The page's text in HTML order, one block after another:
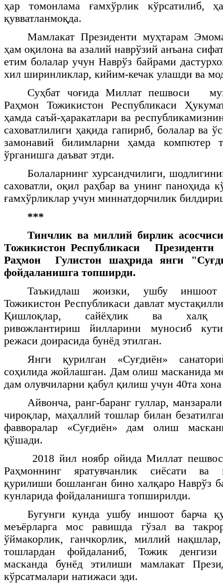
ҳар томонлама ғамхўрлик кўрсатилиб,
қувватланмоқда.
Мамлакат Президенти муҳтарам
ҳам оқилона ва азалий наврўзий анъана
етим болалар учун Наврўз байрами
хил ширинликлар, кийим-кечак улашди ва
Суҳбат чоғида Миллат пешвоси
Раҳмон Тожикистон Республикаси
ҳамда саъй-ҳаракатлари ва
саховатлилиги ҳақида гапириб, болалар ва
замонавий билимларни ҳамда компютер
ўрганишга даъват этди.
Болаларнинг хурсандчилиги,
саховатли, оқил раҳбар ва унинг паноҳида
ғамхўрликлар учун миннатдорчилик
***
Тинчлик ва миллий бирлик
Тожикистон Республикаси
Раҳмон
Гулистон шаҳрида янги
фойдаланишга топширди.
Таъкидлаш жоизки, ушбу иншоот
Тожикистон Республикаси давлат
Қишлоқлар, сайёҳлик ва халқ
ривожлантириш
йилларини муносиб
режаси доирасида бунёд этилган.
Янги қурилган «Суғдиён»
соҳилида жойлашган. Дам олиш масканида
дам олувчиларни қабул қилиш учун 40та
Айвонча, ранг-баранг гуллар,
чироқлар, маҳаллий тошлар билан
фавворалар «Суғдиён» дам олиш
қўшади.
2018 йил ноябр ойида Миллат
Раҳмоннинг яратувчанлик сиёсати ва
қурилиши бошланган бино халқаро Наврўз
кунларида фойдаланишга топширилди.
Бугунги кунда ушбу иншоот барча
меъёрларга мос равишда гўзал ва
ўймакорлик, ганчкорлик, миллий
тошлардан фойдаланиб, Тожик денгизи
масканда бунёд этилиши мамлакат
кўрсатмалари натижаси эди.